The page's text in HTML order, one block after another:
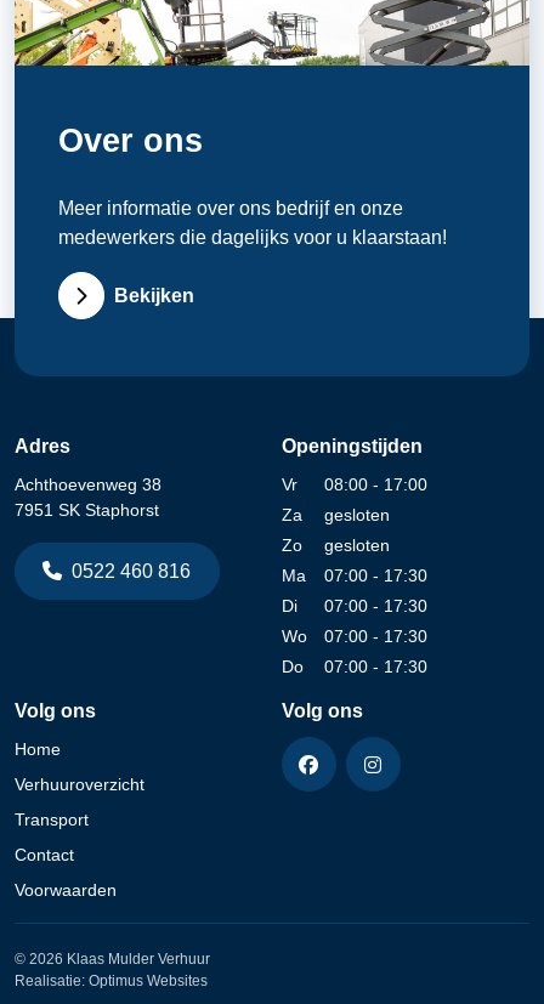
Over ons
Meer informatie over ons bedrijf en onze
medewerkers die dagelijks voor u klaarstaan!
Bekijken
Adres
Achthoevenweg 38
7951 SK Staphorst
0522 460 816
Openingstijden
Vr
08:00 - 17:00
Za
gesloten
Zo
gesloten
Ma
07:00 - 17:30
Di
07:00 - 17:30
Wo
07:00 - 17:30
Do
07:00 - 17:30
Volg ons
Home
Verhuuroverzicht
Transport
Contact
Voorwaarden
Volg ons
© 2026 Klaas Mulder Verhuur
Realisatie: Optimus Websites